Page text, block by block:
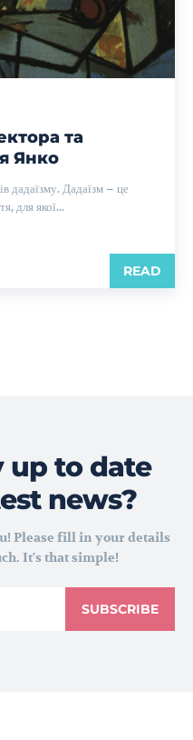
та
Янко
дадаїзму. Дадаїзм – це
для якої...
READ
up to date
news?
Please fill in your details
It's that simple!
SUBSCRIBE